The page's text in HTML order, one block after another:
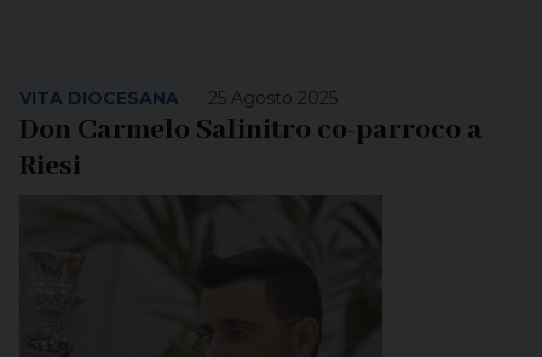
25 Agosto 2025
VITA DIOCESANA
Don Carmelo Salinitro co-parroco a
Riesi